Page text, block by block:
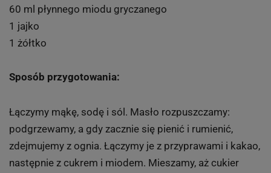
60 ml płynnego miodu gryczanego
1 jajko
1 żółtko
Sposób przygotowania:
Łączymy mąkę, sodę i sól. Masło rozpuszczamy:
podgrzewamy, a gdy zacznie się pienić i rumienić,
zdejmujemy z ognia. Łączymy je z przyprawami i kakao,
następnie z cukrem i miodem. Mieszamy, aż cukier